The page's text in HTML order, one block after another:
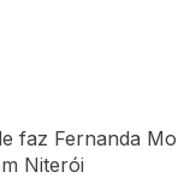
faz Fernanda
Niterói